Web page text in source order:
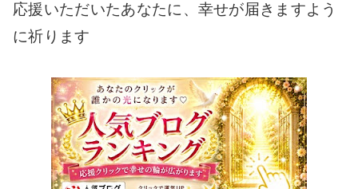
応援いただいたあなたに、幸せが届きますよう
に祈ります